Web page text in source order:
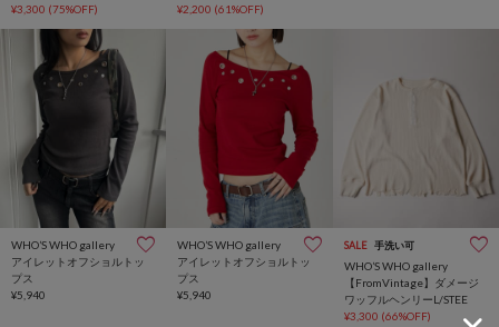
¥3,300 (75%OFF)
ー/ドット)
¥2,200 (61%OFF)
WHO’S WHO gallery
アイレットオフショルトッ
プス
¥5,940
WHO’S WHO gallery
アイレットオフショルトッ
プス
¥5,940
SALE 手洗い可
WHO’S WHO gallery
【FromVintage】ダメージ
ワッフルヘンリーL/STEE
¥3,300 (66%OFF)